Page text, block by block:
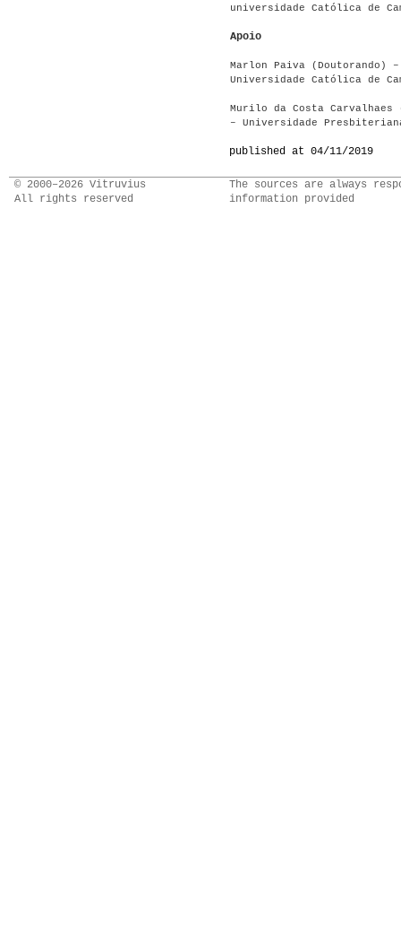
universidade Católica de
Apoio
Marlon Paiva (Doutorando)
Universidade Católica de
Murilo da Costa Carvalhaes
– Universidade
published at 04/11/2019
© 2000–2026 Vitruvius
All rights reserved
The sources are always
information provided